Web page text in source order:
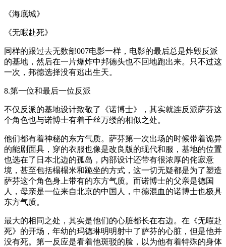
《海底城》
《无暇赴死》
同样的跟过去无数部007电影一样，电影的最后总是炸毁反派
的基地，然后在一片爆炸中邦德头也不回地跑出来。只不过这
一次，邦德选择没有逃出生天。
8.第一位和最后一位反派
不仅反派的基地设计致敬了《诺博士》，其实就连反派萨芬这
个角色也与诺博士有着千丝万缕的相似之处。
他们都有着神秘的东方气质。萨芬第一次出场的时候带着诡异
的能剧面具，穿的衣服也像是改良版的现代和服，基地的位置
也选在了日本北边的孤岛，内部设计还带有很浓厚的侘寂意
境，甚至包括榻榻米和跪坐的方式，这一切无疑都是为了塑造
萨芬这个角色身上带有的东方气质。而诺博士的父亲是德国
人，母亲是一位来自北京的中国人，中德混血的诺博士也极具
东方气质。
最大的相同之处，其实是他们的心脏都长在右边。在《无暇赴
死》的开场，年幼的玛德琳明明射中了萨芬的心脏，但是他并
没有死。第一反应是看着他斑驳的脸，以为他有着特殊的身体